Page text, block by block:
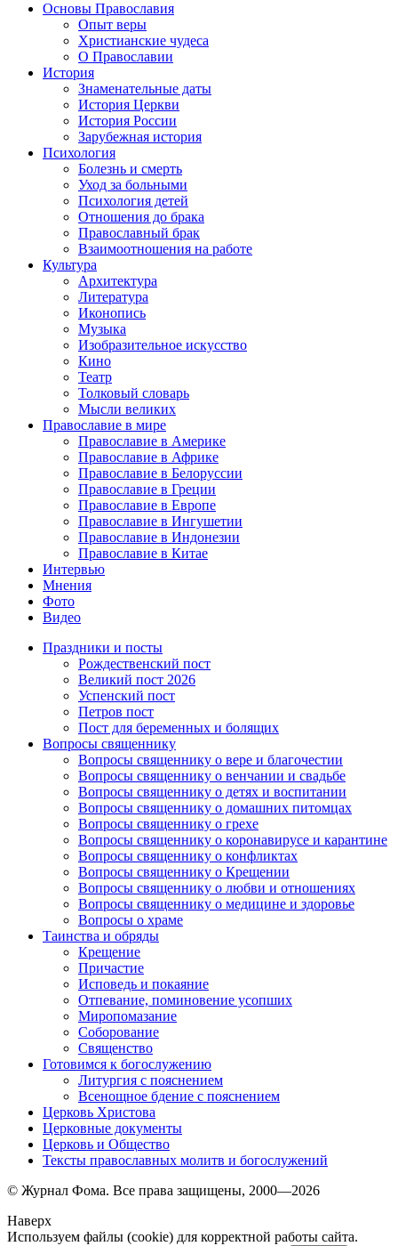
Основы Православия
Опыт веры
Христианские чудеса
О Православии
История
Знаменательные даты
История Церкви
История России
Зарубежная история
Психология
Болезнь и смерть
Уход за больными
Психология детей
Отношения до брака
Православный брак
Взаимоотношения на работе
Культура
Архитектура
Литература
Иконопись
Музыка
Изобразительное искусство
Кино
Театр
Толковый словарь
Мысли великих
Православие в мире
Православие в Америке
Православие в Африке
Православие в Белоруссии
Православие в Греции
Православие в Европе
Православие в Ингушетии
Православие в Индонезии
Православие в Китае
Интервью
Мнения
Фото
Видео
Праздники и посты
Рождественский пост
Великий пост 2026
Успенский пост
Петров пост
Пост для беременных и болящих
Вопросы священнику
Вопросы священнику о вере и благочестии
Вопросы священнику о венчании и свадьбе
Вопросы священнику о детях и воспитании
Вопросы священнику о домашних питомцах
Вопросы священнику о грехе
Вопросы священнику о коронавирусе и карантине
Вопросы священнику о конфликтах
Вопросы священнику о Крещении
Вопросы священнику о любви и отношениях
Вопросы священнику о медицине и здоровье
Вопросы о храме
Таинства и обряды
Крещение
Причастие
Исповедь и покаяние
Отпевание, поминовение усопших
Миропомазание
Соборование
Священство
Готовимся к богослужению
Литургия с пояснением
Всенощное бдение с пояснением
Церковь Христова
Церковные документы
Церковь и Общество
Тексты православных молитв и богослужений
© Журнал Фома. Все права защищены, 2000—2026
Наверх
Используем файлы (cookie) для корректной работы сайта.